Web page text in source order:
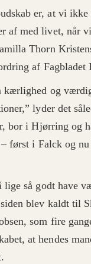
er, at vi ikke
af med livet, når
Thorn
af Fagbladet
kærlighed og
lyder det
bor i Hjørring og
først i Falck og
lige så godt have
blev kaldt til
som fire
at hendes